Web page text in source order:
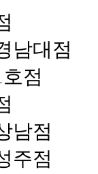
남대점
점
남점
주점